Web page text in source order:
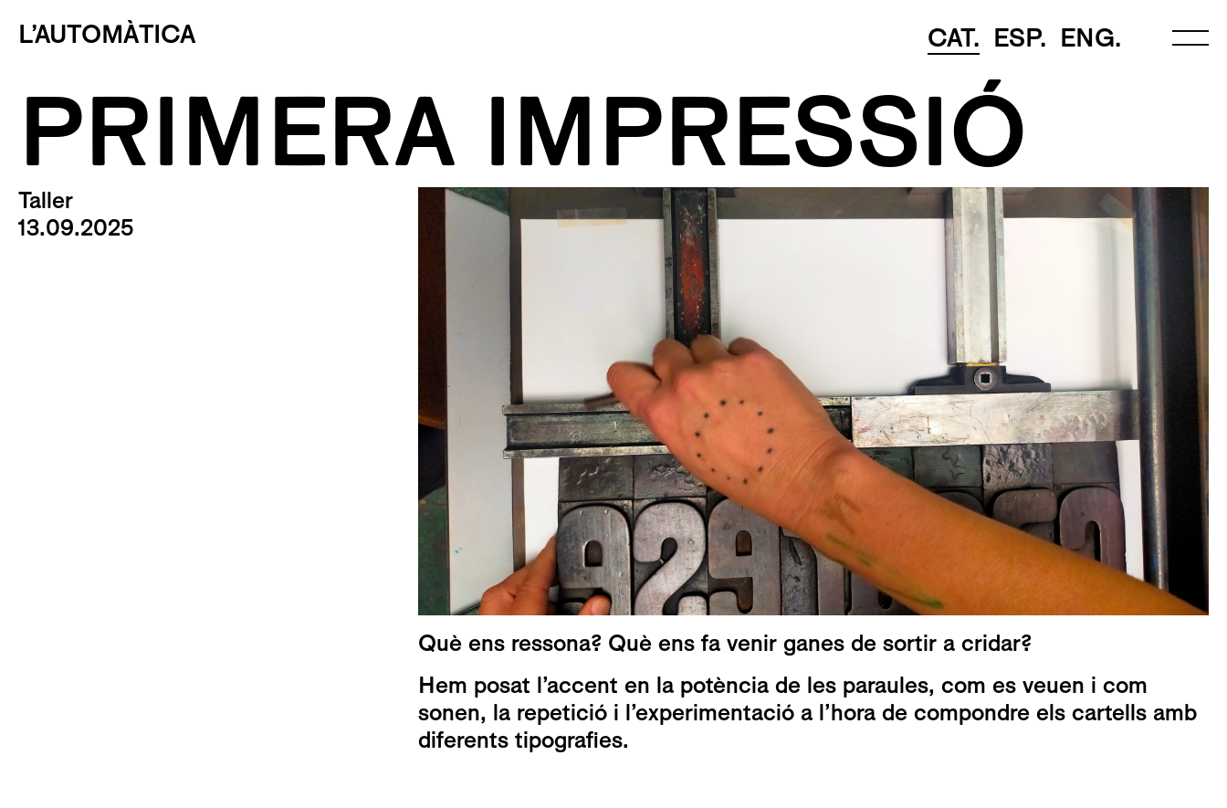
L’AUTOMÀTICA CAT. ESP. ENG.
PRIMERA IMPRESSIÓ
Taller
13.09.2025
Què ens ressona? Què ens fa venir ganes de sortir a cridar?
Hem posat l’accent en la potència de les paraules, com es veuen i com
sonen, la repetició i l’experimentació a l’hora de compondre els cartells amb
diferents tipografies.